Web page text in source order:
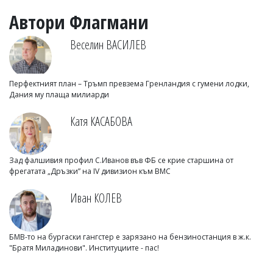
Автори Флагмани
Веселин ВАСИЛЕВ
Перфектният план – Тръмп превзема Гренландия с гумени лодки,
Дания му плаща милиарди
Катя КАСАБОВА
Зад фалшивия профил С.Иванов във ФБ се крие старшина от
фрегатата „Дръзки” на IV дивизион към ВМС
Иван КОЛЕВ
БМВ-то на бургаски гангстер е зарязано на бензиностанция в ж.к.
"Братя Миладинови". Институциите - пас!